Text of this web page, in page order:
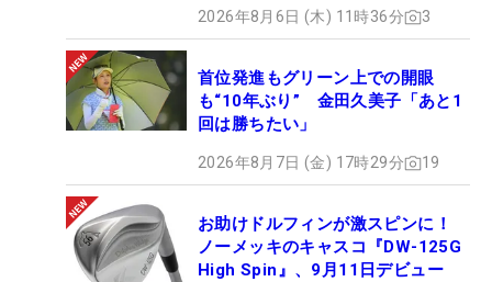
2026年8月6日 (木) 11時36分 3
首位発進もグリーン上での開眼
も“10年ぶり” 金田久美子「あと1
回は勝ちたい」
2026年8月7日 (金) 17時29分 19
お助けドルフィンが激スピンに！
ノーメッキのキャスコ『DW-125G
High Spin』、9月11日デビュー